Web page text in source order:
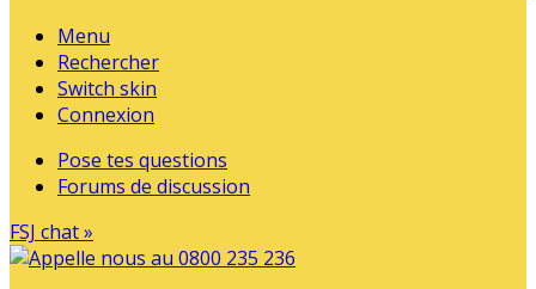
Menu
Rechercher
Switch skin
Connexion
Pose tes questions
Forums de discussion
FSJ chat »